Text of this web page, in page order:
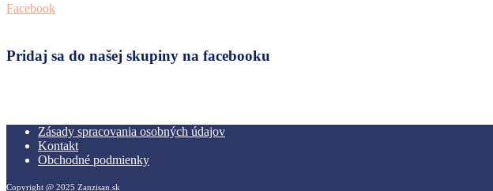
Facebook
Pridaj sa do našej skupiny na facebooku
Zásady spracovania osobných údajov
Kontakt
Obchodné podmienky
Copyright @ 2025 Zanzisan.sk